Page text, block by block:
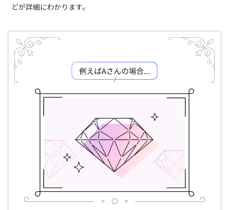
どが詳細にわかります。